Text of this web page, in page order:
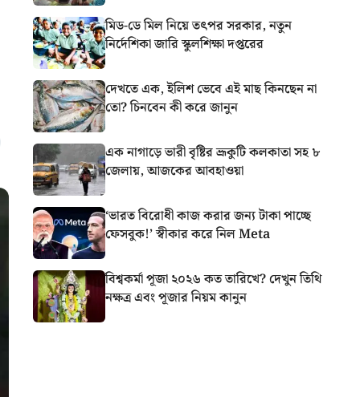
মিড-ডে মিল নিয়ে তৎপর সরকার, নতুন
নির্দেশিকা জারি স্কুলশিক্ষা দপ্তরের
দেখতে এক, ইলিশ ভেবে এই মাছ কিনছেন না
তো? চিনবেন কী করে জানুন
এক নাগাড়ে ভারী বৃষ্টির ভ্রূকুটি কলকাতা সহ ৮
জেলায়, আজকের আবহাওয়া
‘ভারত বিরোধী কাজ করার জন্য টাকা পাচ্ছে
ফেসবুক!’ স্বীকার করে নিল Meta
বিশ্বকর্মা পূজা ২০২৬ কত তারিখে? দেখুন তিথি
নক্ষত্র এবং পূজার নিয়ম কানুন